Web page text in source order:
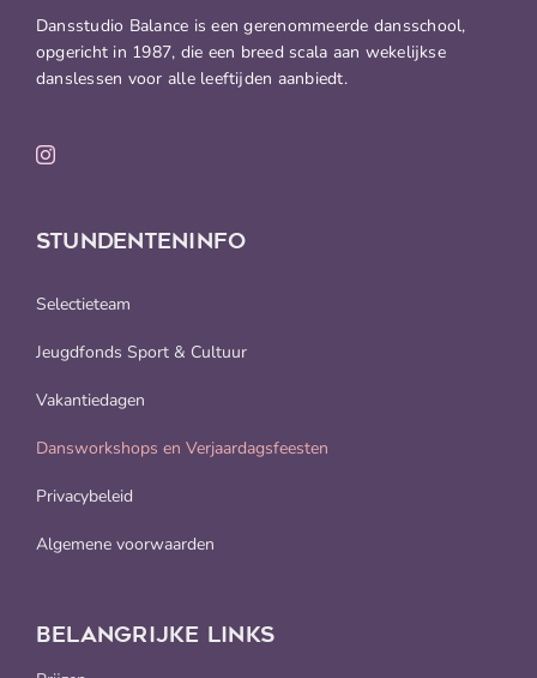
Dansstudio Balance is een gerenommeerde dansschool,
opgericht in 1987, die een breed scala aan wekelijkse
danslessen voor alle leeftijden aanbiedt.
STUNDENTENINFO
Selectieteam
Jeugdfonds Sport & Cultuur
Vakantiedagen
Dansworkshops en Verjaardagsfeesten
Privacybeleid
Algemene voorwaarden
BELANGRIJKE LINKS